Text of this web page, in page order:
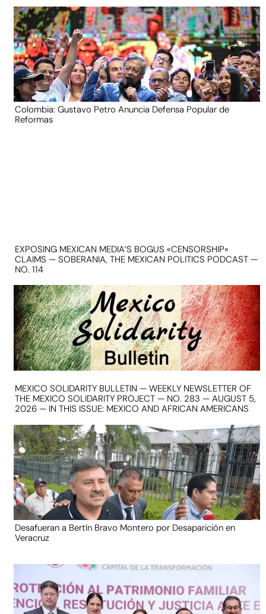
Colombia: Gustavo Petro Anuncia Defensa Popular de
Reformas
EXPOSING MEXICAN MEDIA’S BOGUS «CENSORSHIP»
CLAIMS — SOBERANIA, THE MEXICAN POLITICS PODCAST —
NO. 114
MEXICO SOLIDARITY BULLETIN — WEEKLY NEWSLETTER OF
THE MEXICO SOLIDARITY PROJECT — NO. 283 — AUGUST 5,
2026 — IN THIS ISSUE: MEXICO AND AFRICAN AMERICANS
Desafueran a Bertín Bravo Montero por Desaparición en
Veracruz